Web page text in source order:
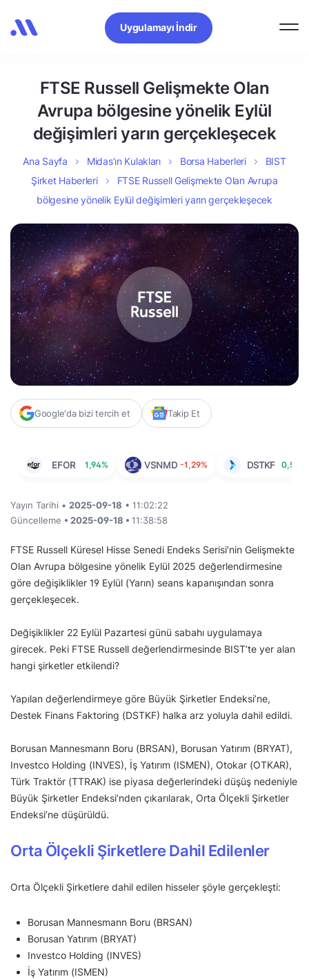
Uygulamayı İndir
FTSE Russell Gelişmekte Olan
Avrupa bölgesine yönelik Eylül
değişimleri yarın gerçekleşecek
Ana Sayfa Midas’ın Kulakları Borsa Haberleri
BIST
Şirket Haberleri
FTSE Russell Gelişmekte Olan Avrupa
bölgesine yönelik Eylül değişimleri yarın gerçekleşecek
Google'da bizi tercih et Takip Et
EFOR 1,94% VSNMD -1,29% DSTKF 0,56%
Yayın Tarihi • 2025-09-18 • 11:02:22
Güncelleme • 2025-09-18 • 11:38:58
FTSE Russell Küresel Hisse Senedi Endeks Serisi’nin Gelişmekte
Olan Avrupa bölgesine yönelik Eylül 2025 değerlendirmesine
göre değişiklikler 19 Eylül (Yarın) seans kapanışından sonra
gerçekleşecek.
Değişiklikler 22 Eylül Pazartesi günü sabahı uygulamaya
girecek. Peki FTSE Russell değerlendirmesinde BIST’te yer alan
hangi şirketler etkilendi?
Yapılan değerlendirmeye göre Büyük Şirketler Endeksi’ne,
Destek Finans Faktoring (DSTKF) halka arz yoluyla dahil edildi.
Borusan Mannesmann Boru (BRSAN), Borusan Yatırım (BRYAT),
Investco Holding (INVES), İş Yatırım (ISMEN), Otokar (OTKAR),
Türk Traktör (TTRAK) ise piyasa değerlerindeki düşüş nedeniyle
Büyük Şirketler Endeksi’nden çıkarılarak, Orta Ölçekli Şirketler
Endeksi’ne düşürüldü.
Orta Ölçekli Şirketlere Dahil Edilenler
Orta Ölçekli Şirketlere dahil edilen hisseler şöyle gerçekleşti:
Borusan Mannesmann Boru (BRSAN)
Borusan Yatırım (BRYAT)
Investco Holding (INVES)
İş Yatırım (ISMEN)